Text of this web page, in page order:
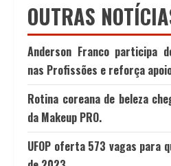
OUTRAS
Anderson Franco participa
nas Profissões e reforça
Rotina coreana de beleza
da Makeup PRO.
UFOP oferta 573 vagas para